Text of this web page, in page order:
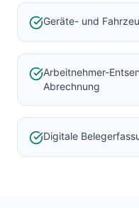
Geräte- und
Arbeitnehmer-
Abrechnung
Digitale